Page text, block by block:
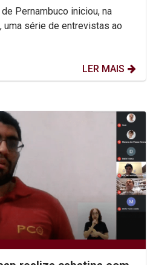
Pernambuco iniciou, na
uma série de entrevistas ao
LER MAIS